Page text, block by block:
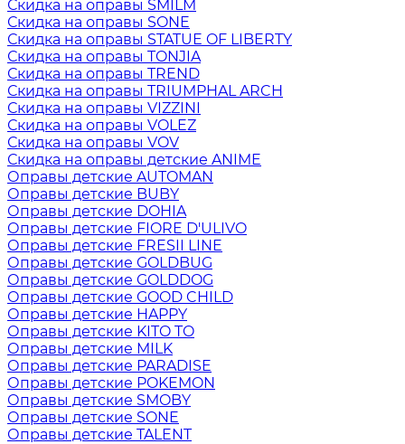
Скидка на оправы SMILM
Скидка на оправы SONE
Скидка на оправы STATUE OF LIBERTY
Скидка на оправы TONJIA
Скидка на оправы TREND
Скидка на оправы TRIUMPHAL ARCH
Скидка на оправы VIZZINI
Скидка на оправы VOLEZ
Скидка на оправы VOV
Скидка на оправы детские ANIME
Оправы детские AUTOMAN
Оправы детские BUBY
Оправы детские DOHIA
Оправы детские FIORE D'ULIVO
Оправы детские FRESII LINE
Оправы детские GOLDBUG
Оправы детские GOLDDOG
Оправы детские GOOD CHILD
Оправы детские HAPPY
Оправы детские KITO TO
Оправы детские MILK
Оправы детские PARADISE
Оправы детские POKEMON
Оправы детские SMOBY
Оправы детские SONE
Оправы детские TALENT